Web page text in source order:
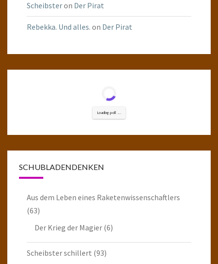
Scheibsteron Der Pirat
Rebekka. Und alles. on Der Pirat
Loading poll ...
SCHUBLADENDENKEN
Aus dem Leben eines Raketenwissenschaftlers
(63)
Der Krieg der Magier (6)
Scheibster schillert (93)